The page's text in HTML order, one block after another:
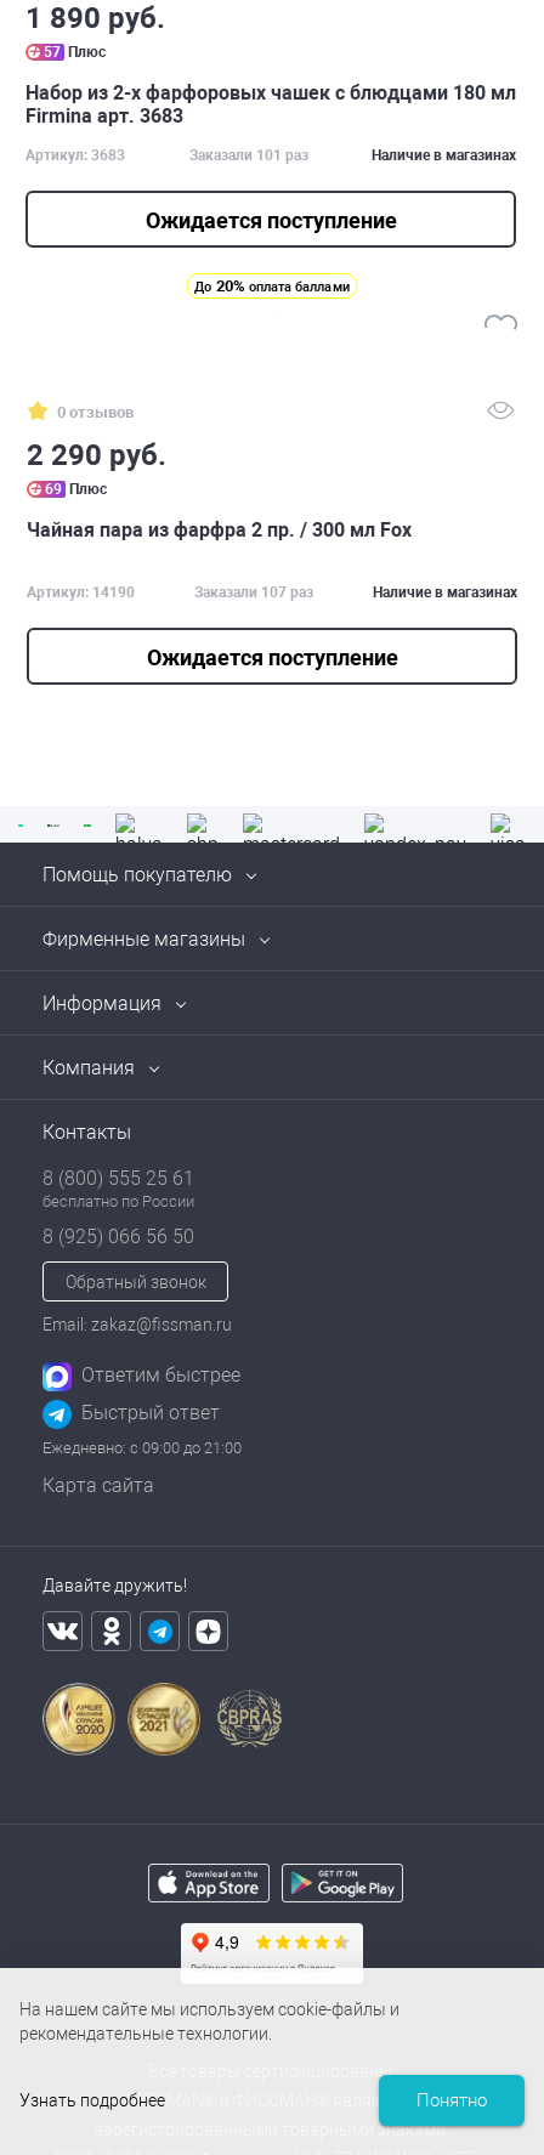
1 890 руб.
57 Плюс
Набор из 2-х фарфоровых чашек с блюдцами 180 мл
Firmina арт. 3683
Артикул: 3683 Заказали 101 раз Наличие в магазинах
Ожидается поступление
До 20% оплата баллами
0 отзывов
2 290 руб.
69 Плюс
Чайная пара из фарфра 2 пр. / 300 мл Fox
Артикул: 14190 Заказали 107 раз Наличие в магазинах
Ожидается поступление
Помощь покупателю
Фирменные магазины
Информация
Компания
Контакты
8 (800) 555 25 61
бесплатно по России
8 (925) 066 56 50
Обратный звонок
Email: zakaz@fissman.ru
Ответим быстрее
Быстрый ответ
Ежедневно: с 09:00 до 21:00
Карта сайта
Давайте дружить!
Все товары сертифицированы.
FISSMAN® и ФИССМАН® являются
зарегистрированными товарными знаками.
На нашем сайте мы используем cookie-файлы и
рекомендательные технологии.
Узнать подробнее Понятно